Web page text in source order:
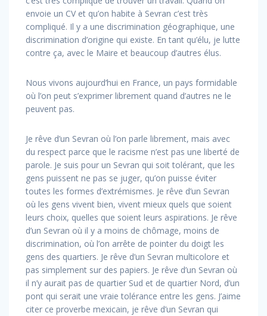
envoie un CV et qu’on habite à Sevran c’est très
compliqué. Il y a une discrimination géographique, une
discrimination d’origine qui existe. En tant qu’élu, je lutte
contre ça, avec le Maire et beaucoup d’autres élus.
Nous vivons aujourd’hui en France, un pays formidable
où l’on peut s’exprimer librement quand d’autres ne le
peuvent pas.
Je rêve d’un Sevran où l’on parle librement, mais avec
du respect parce que le racisme n’est pas une liberté de
parole. Je suis pour un Sevran qui soit tolérant, que les
gens puissent ne pas se juger, qu’on puisse éviter
toutes les formes d’extrémismes. Je rêve d’un Sevran
où les gens vivent bien, vivent mieux quels que soient
leurs choix, quelles que soient leurs aspirations. Je rêve
d’un Sevran où il y a moins de chômage, moins de
discrimination, où l’on arrête de pointer du doigt les
gens des quartiers. Je rêve d’un Sevran multicolore et
pas simplement sur des papiers. Je rêve d’un Sevran où
il n’y aurait pas de quartier Sud et de quartier Nord, d’un
pont qui serait une vraie tolérance entre les gens. J’aime
citer ce proverbe mexicain, je rêve d’un Sevran qui